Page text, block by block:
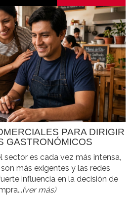
PARA DIRIGIR
GASTRONÓMICOS
sector es cada vez más intensa,
más exigentes y las redes
influencia en la decisión de
(ver más)